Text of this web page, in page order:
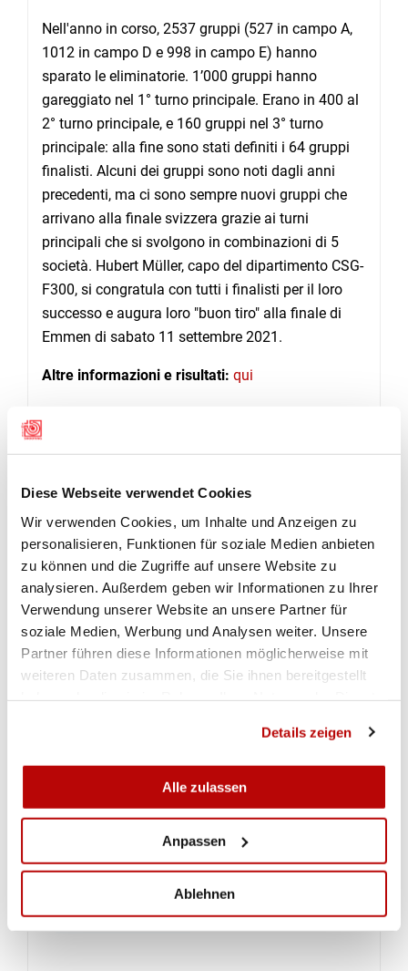
Diese Webseite verwendet Cookies
Wir verwenden Cookies, um Inhalte und Anzeigen zu
personalisieren, Funktionen für soziale Medien anbieten
zu können und die Zugriffe auf unsere Website zu
analysieren. Außerdem geben wir Informationen zu Ihrer
Verwendung unserer Website an unsere Partner für
soziale Medien, Werbung und Analysen weiter. Unsere
Partner führen diese Informationen möglicherweise mit
weiteren Daten zusammen, die Sie ihnen bereitgestellt
Details zeigen
Alle zulassen
Anpassen
Ablehnen
Nell'anno in corso, 2537 gruppi (527 in campo A,
1012 in campo D e 998 in campo E) hanno
sparato le eliminatorie. 1’000 gruppi hanno
gareggiato nel 1° turno principale. Erano in 400 al
2° turno principale, e 160 gruppi nel 3° turno
principale: alla fine sono stati definiti i 64 gruppi
finalisti. Alcuni dei gruppi sono noti dagli anni
precedenti, ma ci sono sempre nuovi gruppi che
arrivano alla finale svizzera grazie ai turni
principali che si svolgono in combinazioni di 5
società. Hubert Müller, capo del dipartimento CSG-
F300, si congratula con tutti i finalisti per il loro
successo e augura loro "buon tiro" alla finale di
Emmen di sabato 11 settembre 2021.
Altre informazioni e risultati: qui